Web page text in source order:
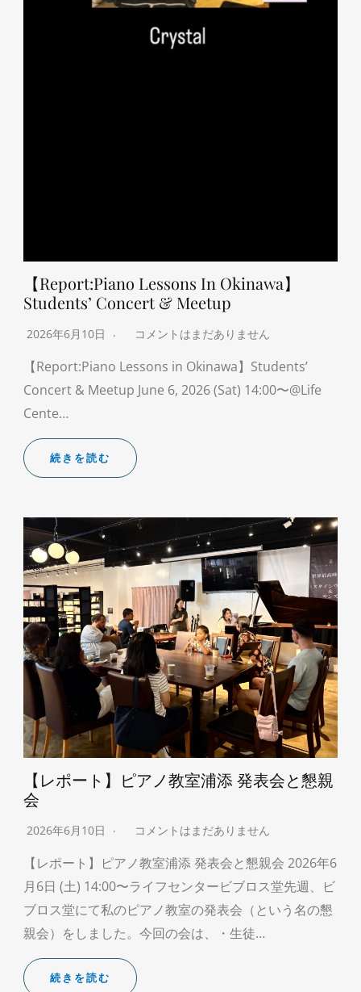
【Report:Piano Lessons In Okinawa】
Students’ Concert & Meetup
2026年6月10日 コメントはまだありません
【Report:Piano Lessons in Okinawa】Students’
Concert & Meetup June 6, 2026 (Sat) 14:00〜@Life
Cente…
続きを読む
【レポート】ピアノ教室浦添 発表会と懇親
会
2026年6月10日 コメントはまだありません
【レポート】ピアノ教室浦添 発表会と懇親会 2026年6
月6日 (土) 14:00〜ライフセンタービブロス堂先週、ビ
ブロス堂にて私のピアノ教室の発表会（という名の懇
親会）をしました。今回の会は、・生徒…
続きを読む